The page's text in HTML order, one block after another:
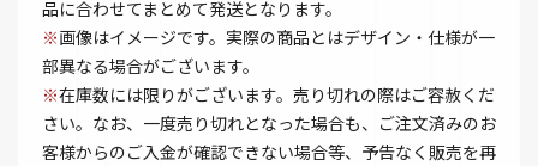
品に合わせてまとめて発送となります。
※画像はイメージです。実際の商品とはデザイン・仕様が一
部異なる場合がございます。
※在庫数には限りがございます。売り切れの際はご容赦くだ
さい。なお、一度売り切れとなった場合も、ご注文済みのお
客様からのご入金が確認できない場合等、予告なく販売を再